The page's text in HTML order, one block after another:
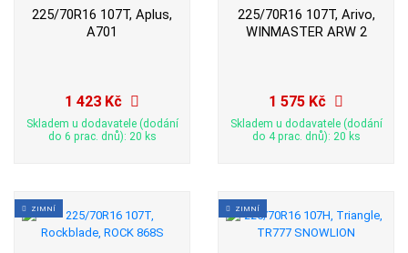
225/70R16 107T, Aplus,
A701
1 423 Kč
Skladem u dodavatele (dodání
do 6 prac. dnů): 20 ks
225/70R16 107T, Arivo,
WINMASTER ARW 2
1 575 Kč
Skladem u dodavatele (dodání
do 4 prac. dnů): 20 ks
ZIMNÍ ZIMNÍ